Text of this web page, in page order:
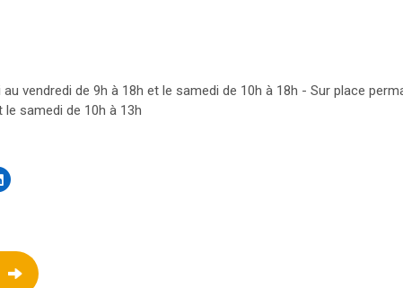
au vendredi de 9h à 18h et le samedi de 10h à 18h - Sur place
le samedi de 10h à 13h